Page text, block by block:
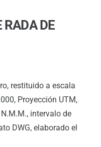
RADA DE
restituido a escala
Proyección UTM,
intervalo de
DWG, elaborado el